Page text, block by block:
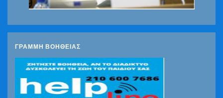
ΓΡΑΜΜΗ ΒΟΗΘΕΙΑΣ